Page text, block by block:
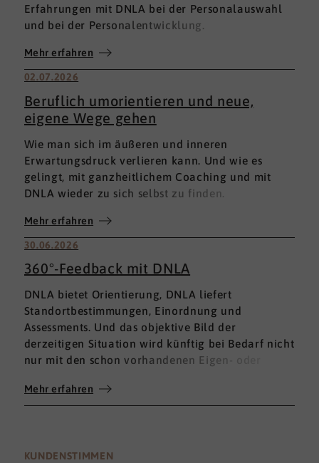
Erfahrungen mit DNLA bei der Personalauswahl
und bei der Personalentwicklung.
Mehr erfahren
02.07.2026
Beruflich umorientieren und neue,
eigene Wege gehen
Wie man sich im äußeren und inneren
Erwartungsdruck verlieren kann. Und wie es
gelingt, mit ganzheitlichem Coaching und mit
DNLA wieder zu sich selbst zu finden.
Mehr erfahren
30.06.2026
360°-Feedback mit DNLA
DNLA bietet Orientierung, DNLA liefert
Standortbestimmungen, Einordnung und
Assessments. Und das objektive Bild der
derzeitigen Situation wird künftig bei Bedarf nicht
nur mit den schon vorhandenen Eigen- oder
umfassenden 360°-Feedback.
Mehr erfahren
KUNDENSTIMMEN